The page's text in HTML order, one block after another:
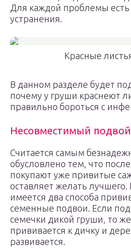
Для каждой проблемы есть
устранения.
Красные
В данном разделе будет
почему у груши краснеют
правильно бороться с
Несовместимый
Считается самым
обусловлено тем, что
покупают уже привитые
оставляет желать лучшего.
имеется два способа
семенные подвои. Если
семечки дикой груши, то
прививается к дичку и
развивается.